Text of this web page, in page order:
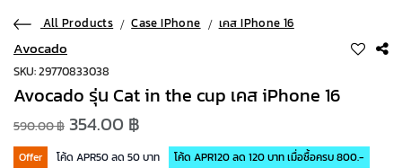
All Products Case IPhone เคส IPhone 16
Avocado
SKU: 29770833038
Avocado รุ่น Cat in the cup เคส iPhone 16
590.00 ฿ 354.00 ฿
Offer โค้ด APR50 ลด 50 บาท
โค้ด APR120 ลด 120 บาท เมื่อซื้อครบ 800.-